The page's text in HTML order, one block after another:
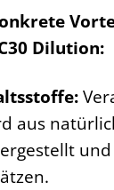
Dilution:
aus